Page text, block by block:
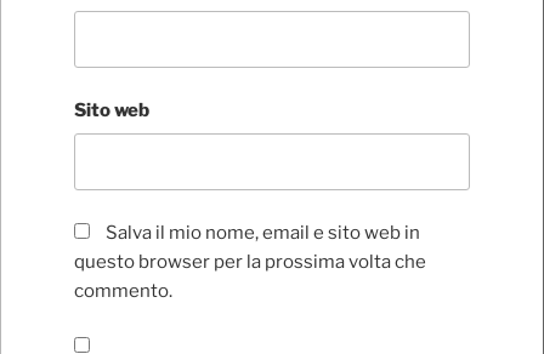
Sito web
Salva il mio nome, email e sito web in
questo browser per la prossima volta che
commento.